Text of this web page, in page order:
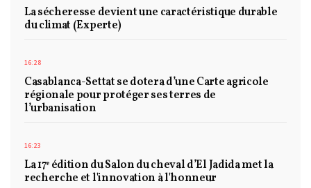
La sécheresse devient une caractéristique durable
du climat (Experte)
16:28
Casablanca-Settat se dotera d’une Carte agricole
régionale pour protéger ses terres de
l’urbanisation
16:23
La 17ᵉ édition du Salon du cheval d’El Jadida met la
recherche et l'innovation à l'honneur